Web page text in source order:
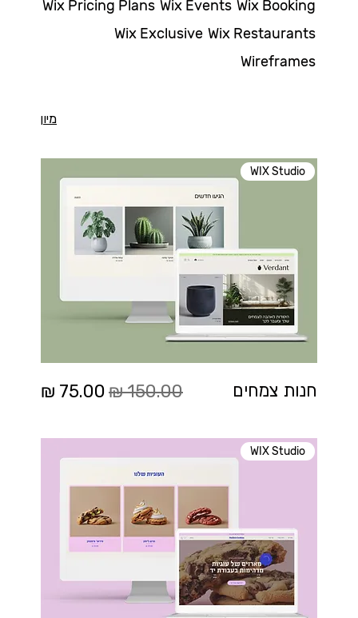
Wix Booking
Wix Events
Wix Pricing Plans
Wix Restaurants
Wix Exclusive
Wireframes
מיון
WIX Studio
חנות צמחים מחיר רגיל מחיר מבצע
WIX Studio